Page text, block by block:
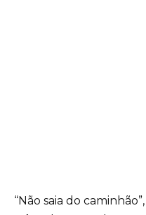
“Não saia do